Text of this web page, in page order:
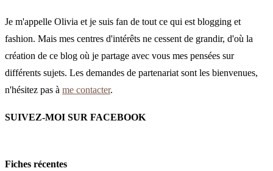
Je m'appelle Olivia et je suis fan de tout ce qui est blogging et
fashion. Mais mes centres d'intérêts ne cessent de grandir, d'où la
création de ce blog où je partage avec vous mes pensées sur
différents sujets. Les demandes de partenariat sont les bienvenues,
n'hésitez pas à me contacter.
SUIVEZ-MOI SUR FACEBOOK
Fiches récentes